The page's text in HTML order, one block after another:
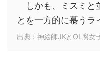
しかも、ミスミと
とを一方的に慕う
出典：神絵師JKとOL腐女